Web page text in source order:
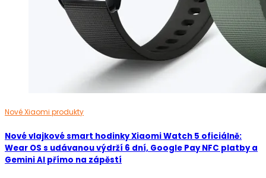
Nové Xiaomi produkty
Nové vlajkové smart hodinky Xiaomi Watch 5 oficiálně:
Wear OS s udávanou výdrží 6 dní, Google Pay NFC platby a
Gemini AI přímo na zápěstí